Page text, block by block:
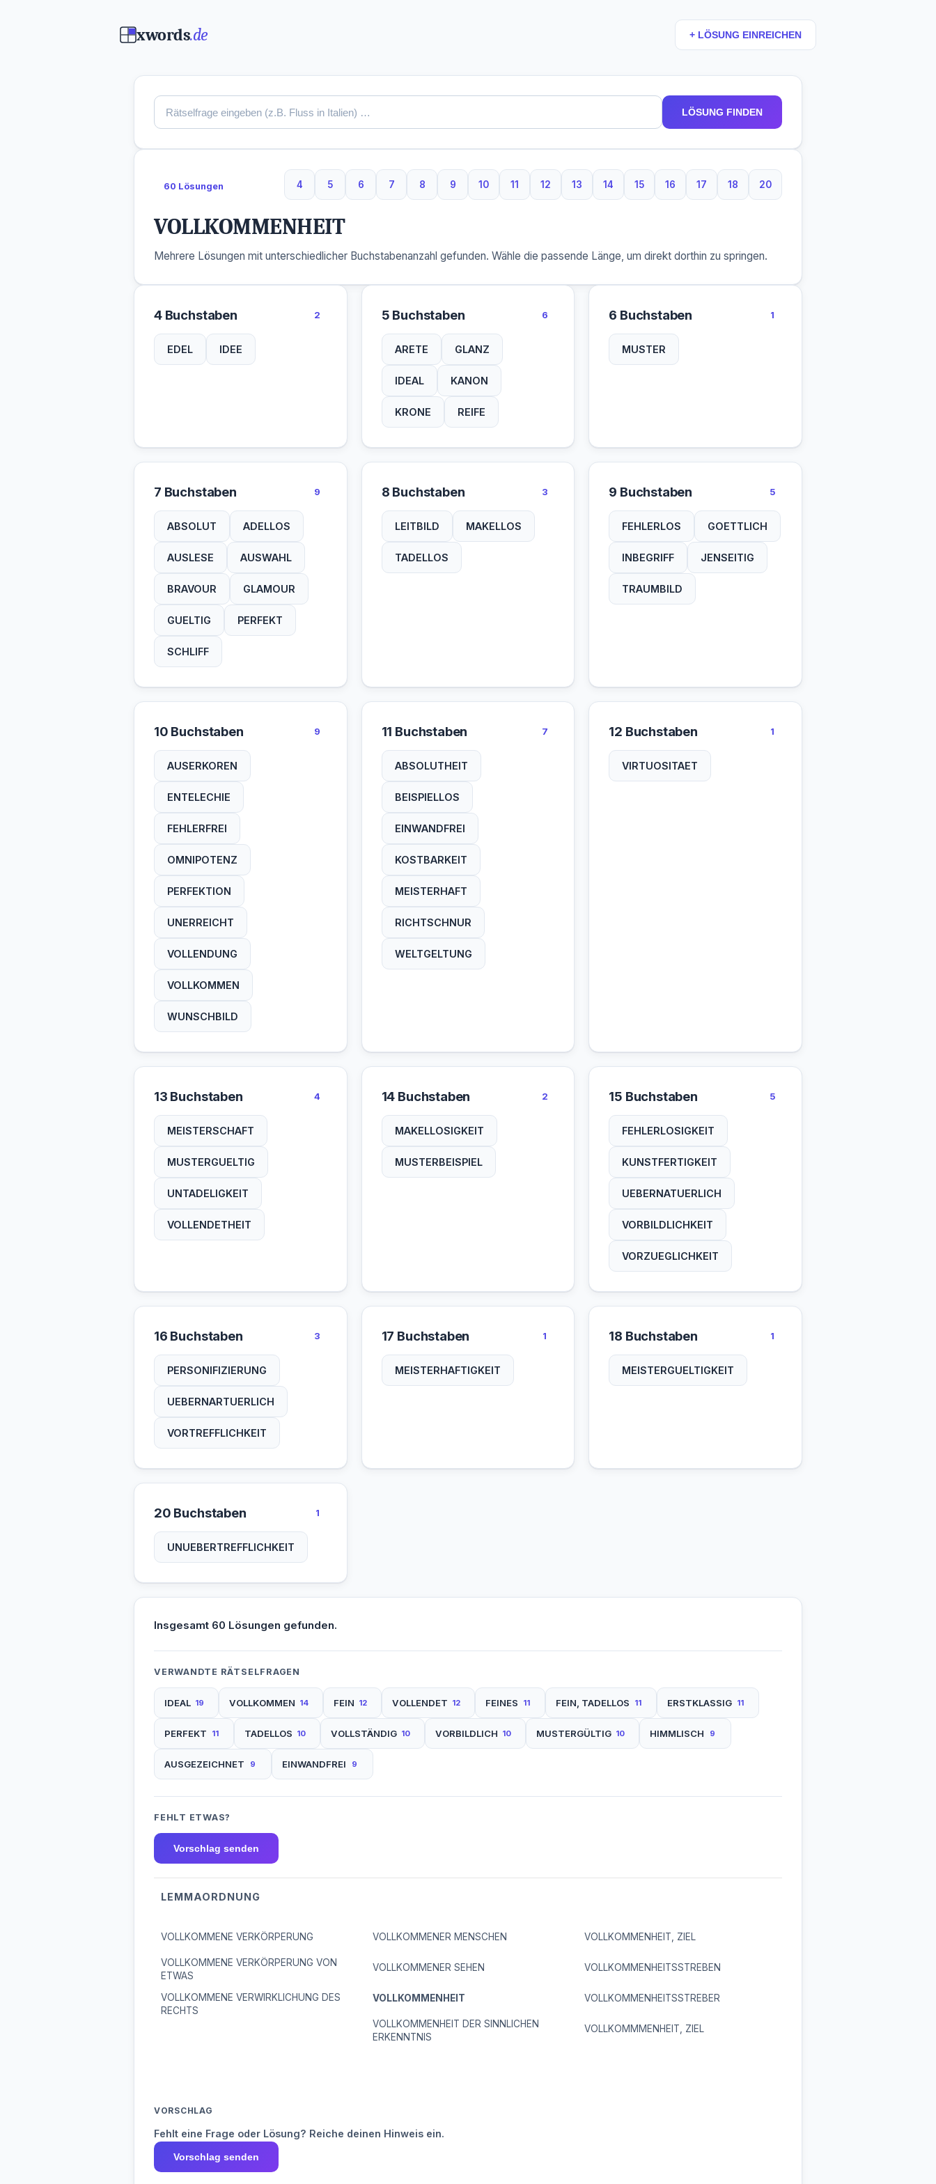
xwords.de + LÖSUNG EINREICHEN
LÖSUNG FINDEN
60 Lösungen 4
4 Buchstaben
5
5 Buchstaben
6
6 Buchstaben
7
7 Buchstaben
8
8 Buchstaben
9
9 Buchstaben
10
10 Buchstaben
11
11 Buchstaben
12
12 Buchstaben
13
13 Buchstaben
14
14 Buchstaben
15
15 Buchstaben
16
16 Buchstaben
17
17 Buchstaben
18
18 Buchstaben
20
20 Buchstaben
VOLLKOMMENHEIT
Mehrere Lösungen mit unterschiedlicher Buchstabenanzahl gefunden. Wähle die passende Länge, um direkt dorthin zu springen.
4 Buchstaben 2
EDEL IDEE
5 Buchstaben 6
ARETE GLANZ
IDEAL KANON
KRONE REIFE
6 Buchstaben 1
MUSTER
7 Buchstaben 9
ABSOLUT ADELLOS
AUSLESE AUSWAHL
BRAVOUR GLAMOUR
GUELTIG PERFEKT
SCHLIFF
8 Buchstaben 3
LEITBILD MAKELLOS
TADELLOS
9 Buchstaben 5
FEHLERLOS GOETTLICH
INBEGRIFF JENSEITIG
TRAUMBILD
10 Buchstaben 9
AUSERKOREN
ENTELECHIE
FEHLERFREI
OMNIPOTENZ
PERFEKTION
UNERREICHT
VOLLENDUNG
VOLLKOMMEN
WUNSCHBILD
11 Buchstaben 7
ABSOLUTHEIT
BEISPIELLOS
EINWANDFREI
KOSTBARKEIT
MEISTERHAFT
RICHTSCHNUR
WELTGELTUNG
12 Buchstaben 1
VIRTUOSITAET
13 Buchstaben 4
MEISTERSCHAFT
MUSTERGUELTIG
UNTADELIGKEIT
VOLLENDETHEIT
14 Buchstaben 2
MAKELLOSIGKEIT
MUSTERBEISPIEL
15 Buchstaben 5
FEHLERLOSIGKEIT
KUNSTFERTIGKEIT
UEBERNATUERLICH
VORBILDLICHKEIT
VORZUEGLICHKEIT
16 Buchstaben 3
PERSONIFIZIERUNG
UEBERNARTUERLICH
VORTREFFLICHKEIT
17 Buchstaben 1
MEISTERHAFTIGKEIT
18 Buchstaben 1
MEISTERGUELTIGKEIT
20 Buchstaben 1
UNUEBERTREFFLICHKEIT
Insgesamt 60 Lösungen gefunden.
VERWANDTE RÄTSELFRAGEN
IDEAL 19 VOLLKOMMEN 14 FEIN 12 VOLLENDET 12 FEINES 11 FEIN, TADELLOS 11 ERSTKLASSIG 11
PERFEKT 11 TADELLOS 10 VOLLSTÄNDIG 10 VORBILDLICH 10 MUSTERGÜLTIG 10 HIMMLISCH 9
AUSGEZEICHNET 9 EINWANDFREI 9
FEHLT ETWAS?
Vorschlag senden
LEMMAORDNUNG
VOLLKOMMENE VERKÖRPERUNG
VOLLKOMMENE VERKÖRPERUNG VON
ETWAS
VOLLKOMMENE VERWIRKLICHUNG DES
RECHTS
VOLLKOMMENER MENSCHEN
VOLLKOMMENER SEHEN
VOLLKOMMENHEIT
VOLLKOMMENHEIT DER SINNLICHEN
ERKENNTNIS
VOLLKOMMENHEIT, ZIEL
VOLLKOMMENHEITSSTREBEN
VOLLKOMMENHEITSSTREBER
VOLLKOMMMENHEIT, ZIEL
VORSCHLAG
Fehlt eine Frage oder Lösung? Reiche deinen Hinweis ein.
Vorschlag senden